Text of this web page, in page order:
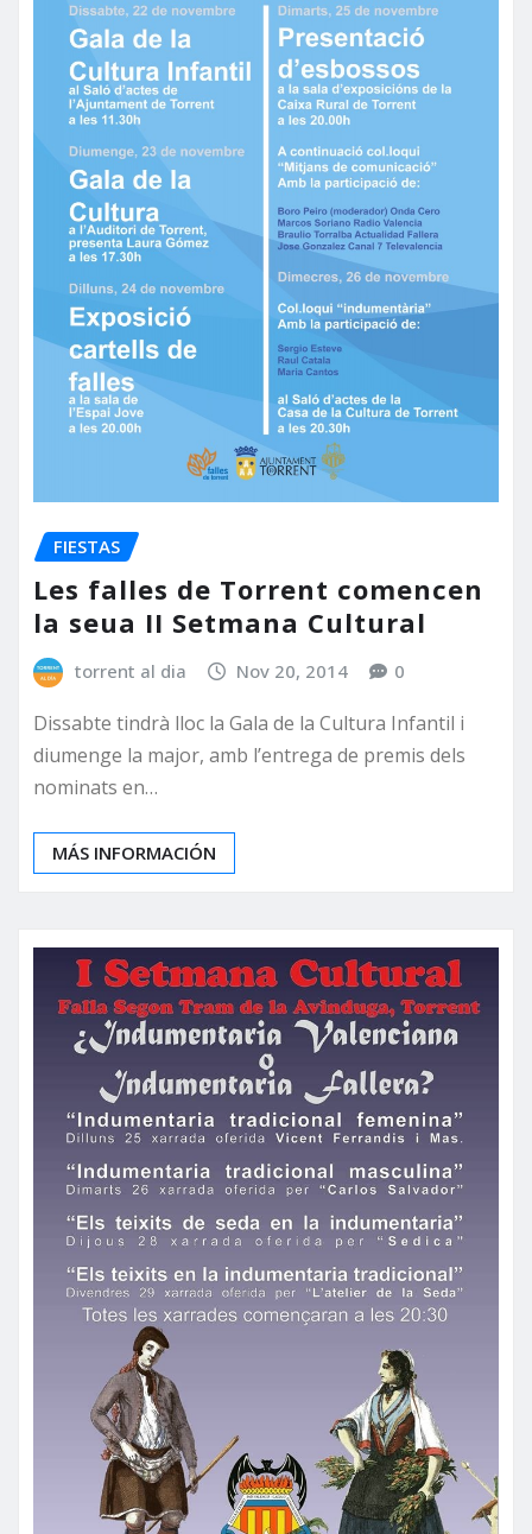
FIESTAS
Les falles de Torrent comencen
la seua II Setmana Cultural
torrent al dia Nov 20, 2014 0
Dissabte tindrà lloc la Gala de la Cultura Infantil i
diumenge la major, amb l’entrega de premis dels
nominats en…
MÁS INFORMACIÓN